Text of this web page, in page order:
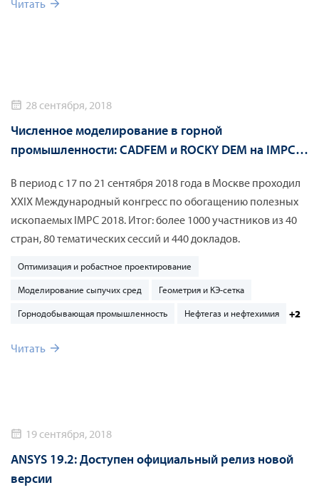
Читать
28 сентября, 2018
Численное моделирование в горной
промышленности: CADFEM и ROCKY DEM на IMPC-
В период с 17 по 21 сентября 2018 года в Москве проходил
XXIX Международный конгресс по обогащению полезных
ископаемых IMPC 2018. Итог: более 1000 участников из 40
стран, 80 тематических сессий и 440 докладов.
Оптимизация и робастное проектирование
Моделирование сыпучих сред Геометрия и КЭ-сетка
Горнодобывающая промышленность Нефтегаз и нефтехимия +2
Читать
19 сентября, 2018
ANSYS 19.2: Доступен официальный релиз новой
версии